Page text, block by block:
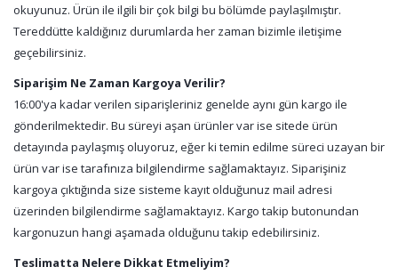
okuyunuz. Ürün ile ilgili bir çok bilgi bu bölümde paylaşılmıştır.
Tereddütte kaldığınız durumlarda her zaman bizimle iletişime
geçebilirsiniz.
Siparişim Ne Zaman Kargoya Verilir?
16:00'ya kadar verilen siparişleriniz genelde aynı gün kargo ile
gönderilmektedir. Bu süreyi aşan ürünler var ise sitede ürün
detayında paylaşmış oluyoruz, eğer ki temin edilme süreci uzayan bir
ürün var ise tarafınıza bilgilendirme sağlamaktayız. Siparişiniz
kargoya çıktığında size sisteme kayıt olduğunuz mail adresi
üzerinden bilgilendirme sağlamaktayız. Kargo takip butonundan
kargonuzun hangi aşamada olduğunu takip edebilirsiniz.
Teslimatta Nelere Dikkat Etmeliyim?